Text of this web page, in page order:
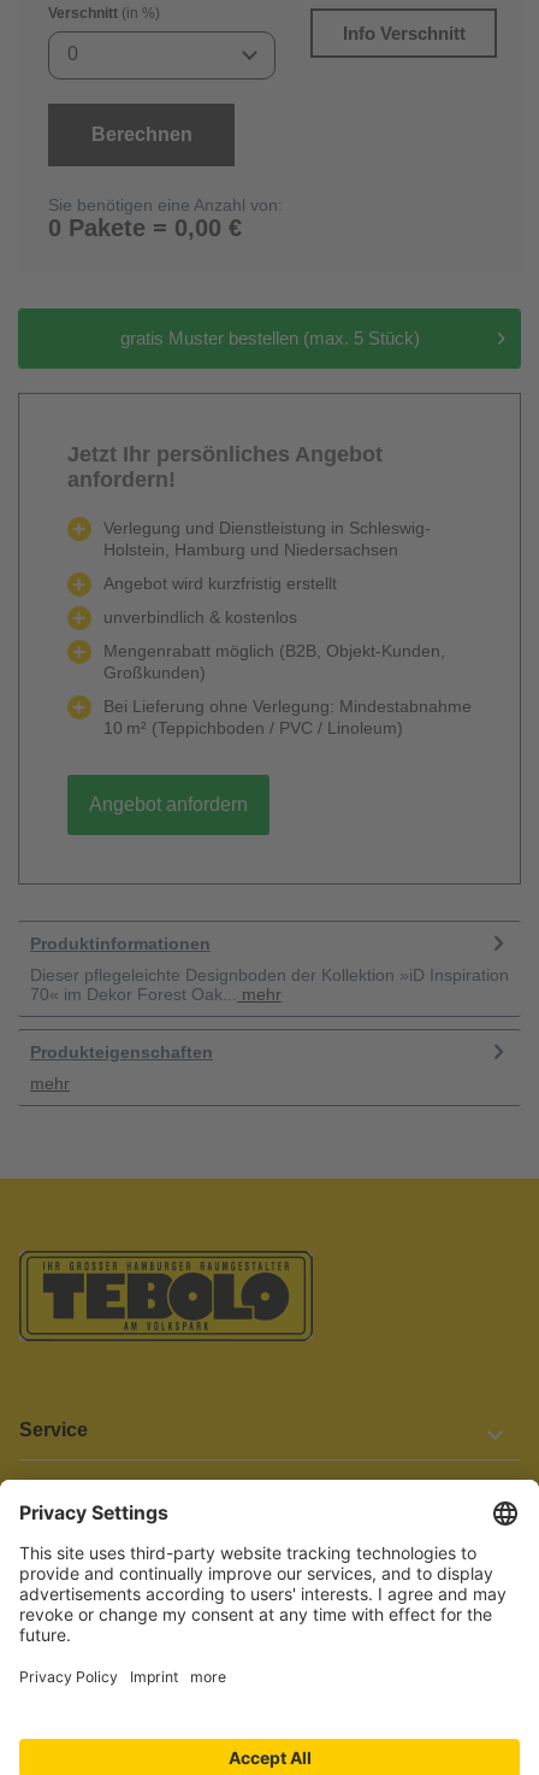
Verschnitt (in %)
0
Info Verschnitt
Berechnen
Sie benötigen eine Anzahl von:
0 Pakete = 0,00 €
gratis Muster bestellen (max. 5 Stück)
Jetzt Ihr persönliches Angebot
anfordern!
Verlegung und Dienstleistung in Schleswig-
Holstein, Hamburg und Niedersachsen
Angebot wird kurzfristig erstellt
unverbindlich & kostenlos
Mengenrabatt möglich (B2B, Objekt-Kunden,
Großkunden)
Bei Lieferung ohne Verlegung: Mindestabnahme
10 m² (Teppichboden / PVC / Linoleum)
Angebot anfordern
Produktinformationen
Dieser pflegeleichte Designboden der Kollektion »iD Inspiration
70« im Dekor Forest Oak...
mehr
Produkteigenschaften
mehr
Service
Informationen
Barrierefreiheit
Wir bemühen uns, unsere Website barrierefrei zu gestalten.
Einige Inhalte und Funktionen sind derzeit jedoch noch nicht
vollständig zugänglich. Wenn Sie auf Barrieren stoßen oder Hilfe
benötigen, kontaktieren Sie uns bitte unter service[at]knutzen.de.
Vertrag widerrufen
© 2026 TEBOLO